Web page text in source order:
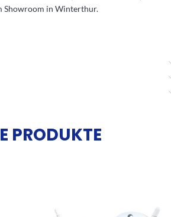
Showroom in Winterthur.
PRODUKTE